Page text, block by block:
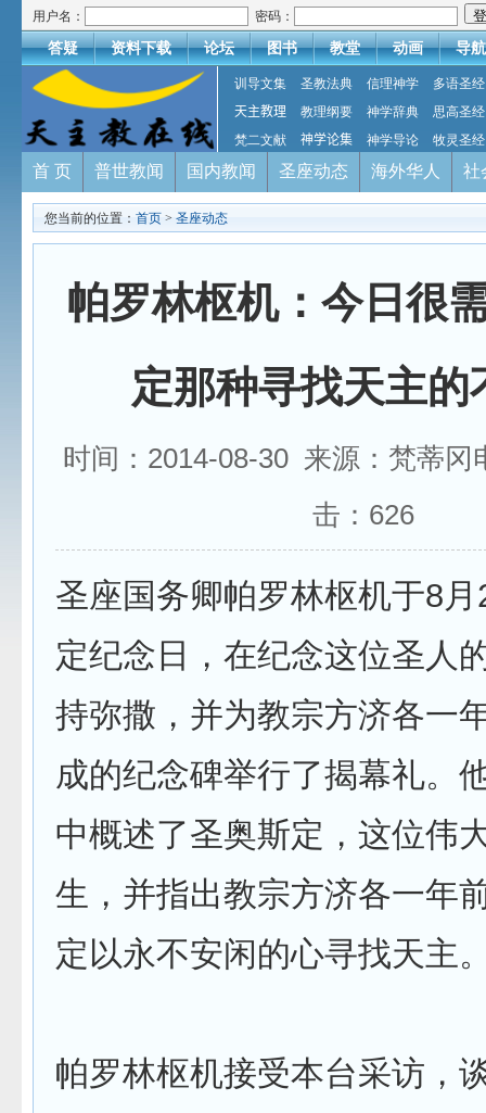
用户名： 密码：
答疑 资料下载 论坛 图书 教堂 动画 导航
训导文集 圣教法典 信理神学
多语圣经
天主教理
教理纲要 神学辞典
思高圣经
梵二文献
神学论集 神学导论 牧灵圣经
首 页 普世教闻 国内教闻 圣座动态 海外华人 社
您当前的位置： 首页 > 圣座动态
帕罗林枢机：今日很
定那种寻找天主的
时间：2014-08-30 来源：梵蒂
击： 626
圣座国务卿帕罗林枢机于8
定纪念日，在纪念这位圣人
持弥撒，并为教宗方济各一
成的纪念碑举行了揭幕礼。
中概述了圣奥斯定，这位伟
生，并指出教宗方济各一年
定以永不安闲的心寻找天主
帕罗林枢机接受本台采访，